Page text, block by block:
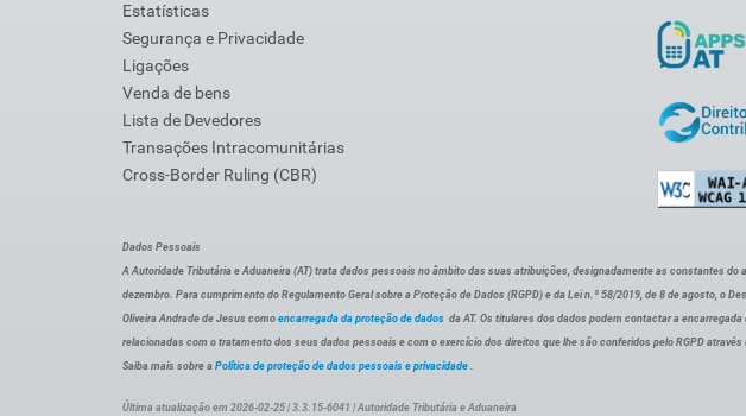
Estatísticas
Segurança e Privacidade
Ligações
Venda de bens
Lista de Devedores
Transações Intracomunitárias
Cross-Border Ruling (CBR)
Dados Pessoais
A Autoridade Tributária e Aduaneira (AT) trata dados pessoais no âmbito das suas atribuições, designadamente as constantes do
dezembro. Para cumprimento do Regulamento Geral sobre a Proteção de Dados (RGPD) e da Lei n.º 58/2019, de 8 de agosto, o
Oliveira Andrade de Jesus como encarregada da proteção de dados da AT. Os titulares dos dados podem contactar a
relacionadas com o tratamento dos seus dados pessoais e com o exercício dos direitos que lhe são conferidos pelo RGPD
Saiba mais sobre a Política de proteção de dados pessoais e privacidade .
Última atualização em 2026-02-25 | 3.3.15-6041 | Autoridade Tributária e Aduaneira